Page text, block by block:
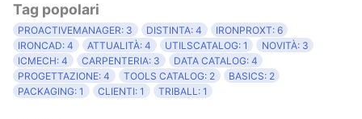
Tag popolari
PROACTIVEMANAGER: 3 DISTINTA: 4
IRONPROXT: 6
IRONCAD: 4
ATTUALITÀ: 4 UTILSCATALOG: 1
NOVITÀ: 3
ICMECH: 4
CARPENTERIA: 3
DATA CATALOG: 4
PROGETTAZIONE: 4
TOOLS CATALOG: 2
BASICS: 2
PACKAGING: 1
CLIENTI: 1 TRIBALL: 1